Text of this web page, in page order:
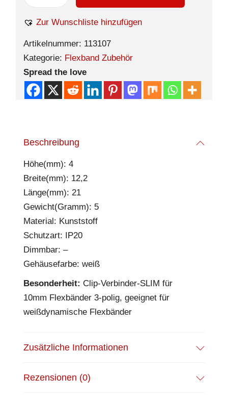
Zur Wunschliste hinzufügen
Artikelnummer: 113107
Kategorie: Flexband Zubehör
Spread the love
Beschreibung
Höhe(mm): 4
Breite(mm): 12,2
Länge(mm): 21
Gewicht(Gramm): 5
Material: Kunststoff
Schutzart: IP20
Dimmbar: –
Gehäusefarbe: weiß
Besonderheit: Clip-Verbinder-SLIM für
10mm Flexbänder 3-polig, geeignet für
weißdynamische Flexbänder
Zusätzliche Informationen
Rezensionen (0)